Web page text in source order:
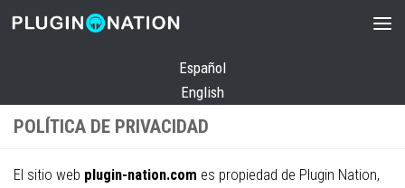
Saltar al contenido
Español
English
POLÍTICA DE PRIVACIDAD
El sitio web plugin-nation.com es propiedad de Plugin Nation,